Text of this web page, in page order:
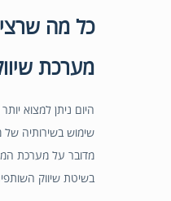
כל מה
מערכת
היום ניתן למצוא
שימוש בשירותיה של
מדובר על מערכת
בשיטת שיווק